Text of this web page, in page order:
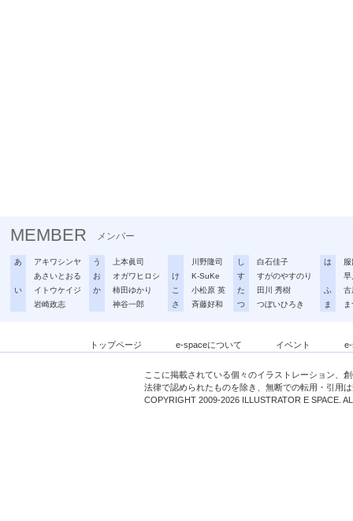
MEMBER メンバー
あ
アキワシンヤ
あさいとおる
い
イトウケイジ
岩崎政志
う
上本眞司
お
オガワヒロシ
か
柿田ゆかり
神谷一郎
川野隆司
け
K-SuKe
こ
小松原 英
さ
斉藤好和
し
白石佳子
す
すがのやすのり
た
田川 秀樹
つ
つぼいひろき
は
早
ふ
古
ま
トップページ e-spaceについて イベント
ここに掲載されている個々のイラストレーション、
法律で認められたものを除き、無断での転用・引用
COPYRIGHT 2009-2026 ILLUSTRATOR E SPACE.